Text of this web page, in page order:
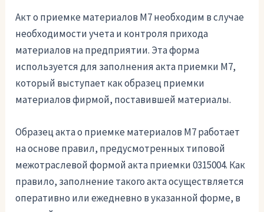
Акт о приемке материалов М7 необходим в случае
необходимости учета и контроля прихода
материалов на предприятии. Эта форма
используется для заполнения акта приемки М7,
который выступает как образец приемки
материалов фирмой, поставившей материалы.
Образец акта о приемке материалов М7 работает
на основе правил, предусмотренных типовой
межотраслевой формой акта приемки 0315004. Как
правило, заполнение такого акта осуществляется
оперативно или ежедневно в указанной форме, в